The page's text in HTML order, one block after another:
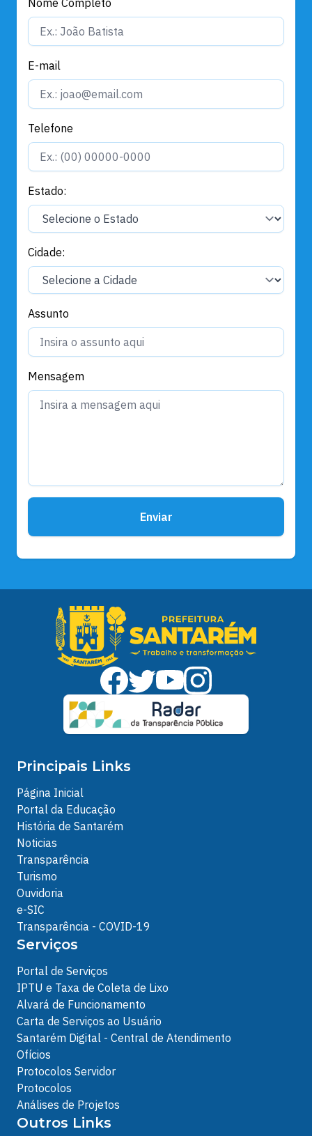
Nome Completo
E-mail
Telefone
Estado:
Cidade:
Assunto
Mensagem
Enviar
Principais Links
Página Inicial
Portal da Educação
História de Santarém
Noticias
Transparência
Turismo
Ouvidoria
e-SIC
Transparência - COVID-19
Serviços
Portal de Serviços
IPTU e Taxa de Coleta de Lixo
Alvará de Funcionamento
Carta de Serviços ao Usuário
Santarém Digital - Central de Atendimento
Ofícios
Protocolos Servidor
Protocolos
Análises de Projetos
Outros Links